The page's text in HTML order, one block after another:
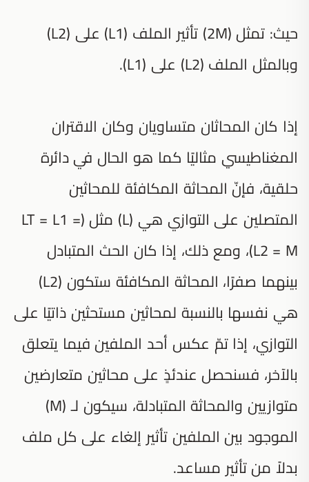
حيث: تمثل (2M) تأثير الملف (L1) على (L2)
وبالمثل الملف (L2) على (L1).
إذا كان المحاثان متساويان وكان الاقتران
المغناطيسي مثاليًا كما هو الحال في دائرة
حلقية، فإنّ المحاثة المكافئة للمحاثين
المتصلين على التوازي هي (L) مثل (LT = L1 =
L2 = M)، ومع ذلك، إذا كان الحث المتبادل
بينهما صفرًا، المحاثة المكافئة ستكون (L2)
هي نفسها بالنسبة لمحاثين مستحثين ذاتيًا على
التوازي، إذا تمّ عكس أحد الملفين فيما يتعلق
بالآخر، فسنحصل عندئذٍ على محاثين متعارضين
متوازيين والمحاثة المتبادلة، سيكون لـ (M)
الموجود بين الملفين تأثير إلغاء على كل ملف
بدلاً من تأثير مساعد.